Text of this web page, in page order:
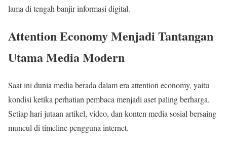
lama di tengah banjir informasi digital.
Attention Economy Menjadi Tantangan
Utama Media Modern
Saat ini dunia media berada dalam era attention economy, yaitu
kondisi ketika perhatian pembaca menjadi aset paling berharga.
Setiap hari jutaan artikel, video, dan konten media sosial bersaing
muncul di timeline pengguna internet.